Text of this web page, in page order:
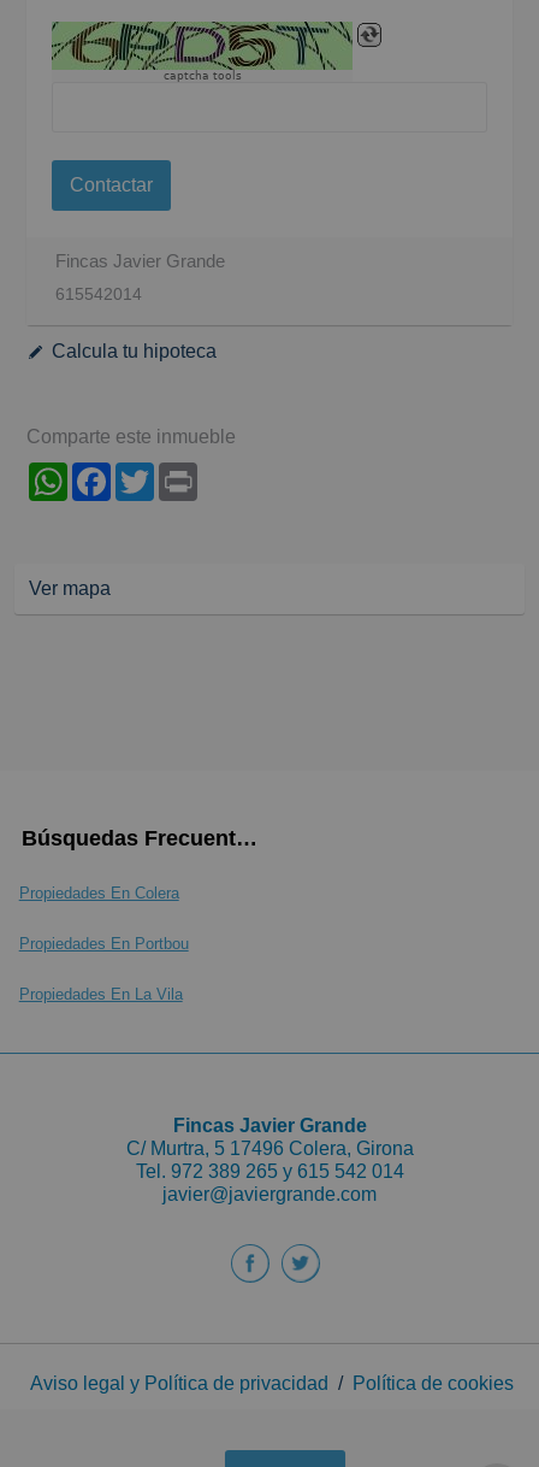
captcha tools
Contactar
Fincas Javier Grande
615542014
Calcula tu hipoteca
Comparte este inmueble
WhatsAppFacebook
Twitter
Ver mapa
Búsquedas Frecuentes
Propiedades En Colera
Propiedades En Portbou
Propiedades En La Vila
Fincas Javier Grande
C/ Murtra, 5 17496 Colera, Girona
Tel. 972 389 265 y 615 542 014
javier@javiergrande.com
Aviso legal y Política de privacidad / Política de cookies